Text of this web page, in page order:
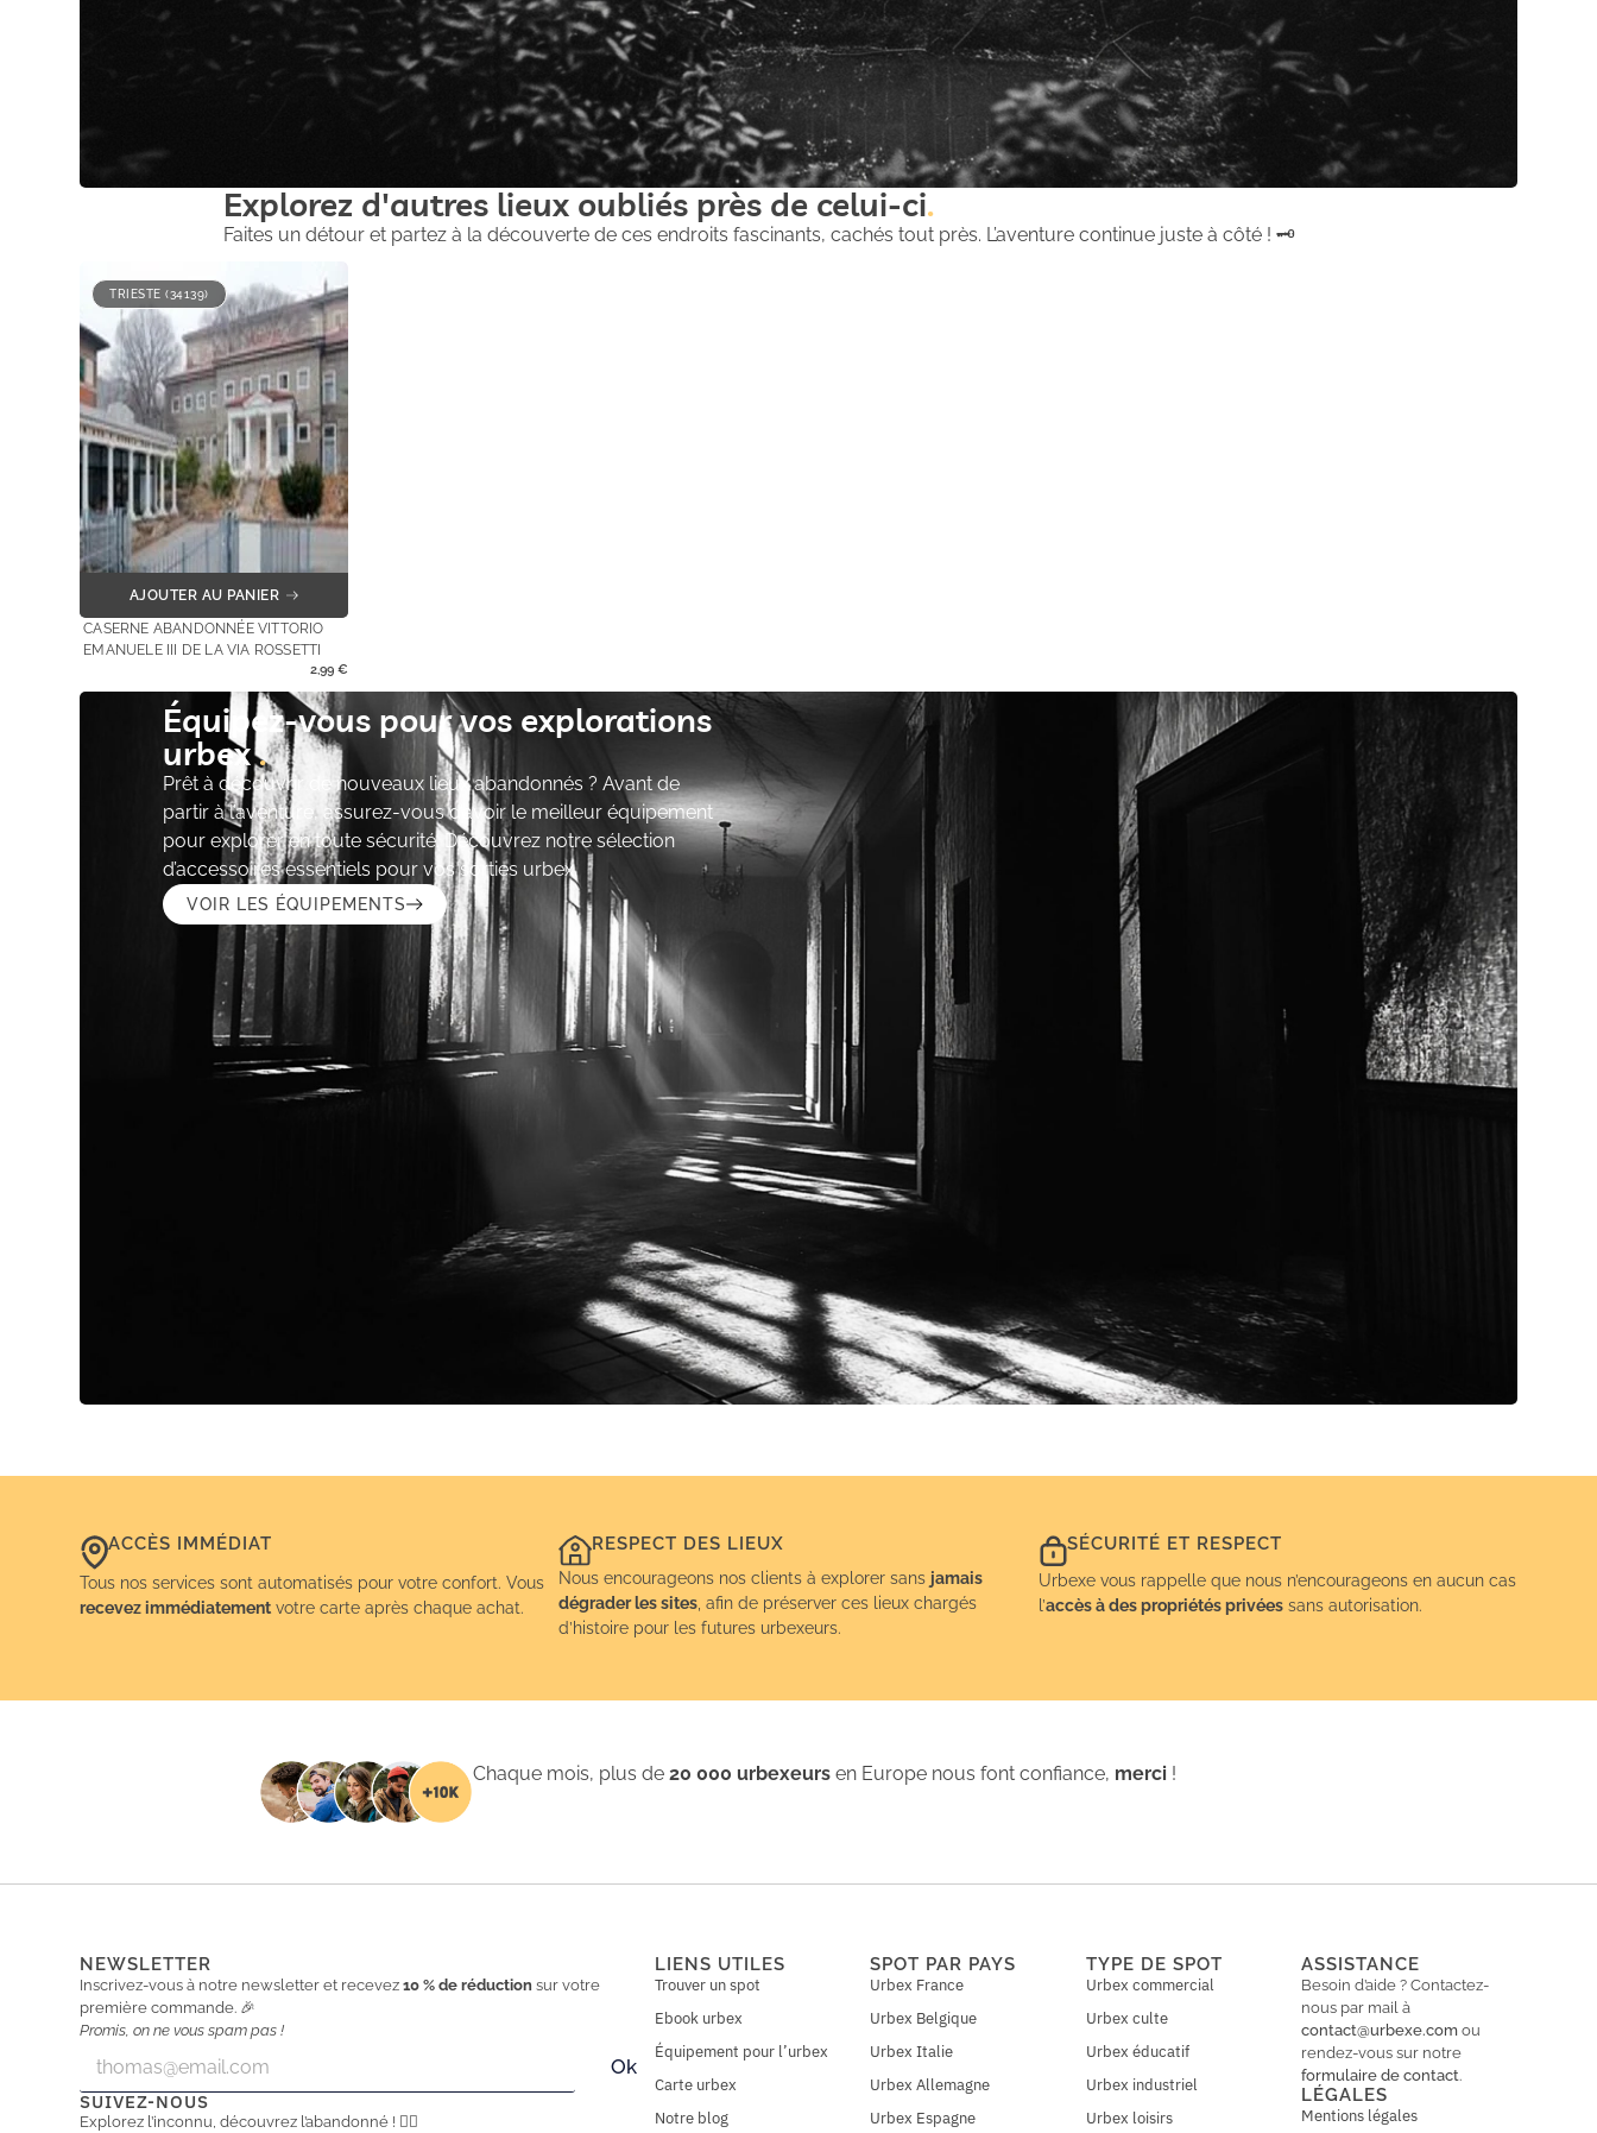
Explorez d'autres lieux oubliés près de celui-ci
Faites un détour et partez à la découverte de ces endroits fascinants, cachés tout près. L’aventure continue juste à côté ! 🗝️
TRIESTE (34139)
AJOUTER AU PANIER
CASERNE ABANDONNÉE VITTORIO
EMANUELE III DE LA VIA ROSSETTI
2,99€
Équipez-vous pour vos explorations
urbex
Prêt à découvrir de nouveaux lieux abandonnés ? Avant de
partir à l’aventure, assurez-vous d’avoir le meilleur équipement
pour explorer en toute sécurité. Découvrez notre sélection
d’accessoires essentiels pour vos sorties urbex.
VOIR LES ÉQUIPEMENTS
ACCÈS IMMÉDIAT
Tous nos services sont automatisés pour votre confort. Vous
recevez immédiatement votre carte après chaque achat.
RESPECT DES LIEUX
Nous encourageons nos clients à explorer sans jamais
dégrader les sites , afin de préserver ces lieux chargés
d’histoire pour les futures urbexeurs.
SÉCURITÉ ET RESPECT
Urbexe vous rappelle que nous n’encourageons en aucun cas
l’accès à des propriétés privéessans autorisation.
Chaque mois, plus de20 000 urbexeurs en Europe nous font confiance, merci !
NEWSLETTER
Inscrivez-vous à notre newsletter et recevez10 % de réduction sur votre
première commande. 🎉
Promis, on ne vous spam pas !
a
i
a
i
Ok
SUIVEZ-NOUS
Explorez l’inconnu, découvrez l’abandonné ! 🕵️‍♂️
LIENS UTILES
Trouver un spot
Ebook urbex
Équipement pour l’urbex
Carte urbex
Notre blog
SPOT PAR PAYS
Urbex France
Urbex Belgique
Urbex Italie
Urbex Allemagne
Urbex Espagne
TYPE DE SPOT
Urbex commercial
Urbex culte
Urbex éducatif
Urbex industriel
Urbex loisirs
ASSISTANCE
Besoin d’aide ? Contactez-
nous par mail à
contact@urbexe.com ou
rendez-vous sur notre
formulaire de contact.
LÉGALES
Mentions légales